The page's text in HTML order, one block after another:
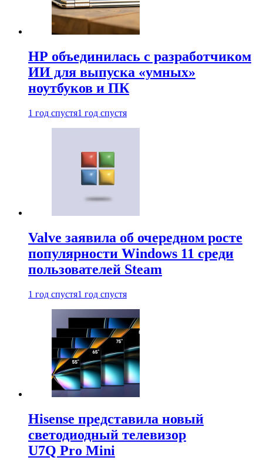
HP объединилась с разработчиком
ИИ для выпуска «умных»
ноутбуков и ПК
1 год спустя1 год спустя
Valve заявила об очередном росте
популярности Windows 11 среди
пользователей Steam
1 год спустя1 год спустя
Hisense представила новый
светодиодный телевизор
U7Q Pro Mini